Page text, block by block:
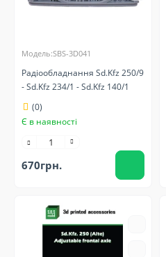
Модель:SBS-3D041
Радіообладнання Sd.Kfz 250/9
- Sd.Kfz 234/1 - Sd.Kfz 140/1
(0)
Є в наявності
670грн.